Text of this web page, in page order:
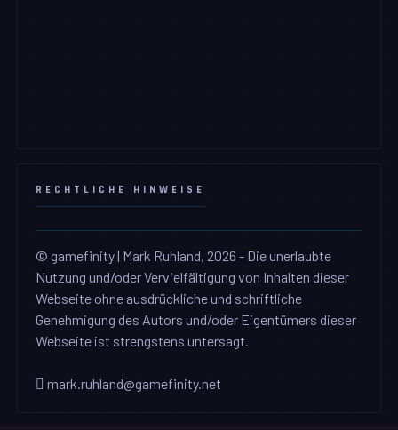
RECHTLICHE HINWEISE
© gamefinity | Mark Ruhland, 2026 - Die unerlaubte
Nutzung und/oder Vervielfältigung von Inhalten dieser
Webseite ohne ausdrückliche und schriftliche
Genehmigung des Autors und/oder Eigentümers dieser
Webseite ist strengstens untersagt.
mark.ruhland@gamefinity.net